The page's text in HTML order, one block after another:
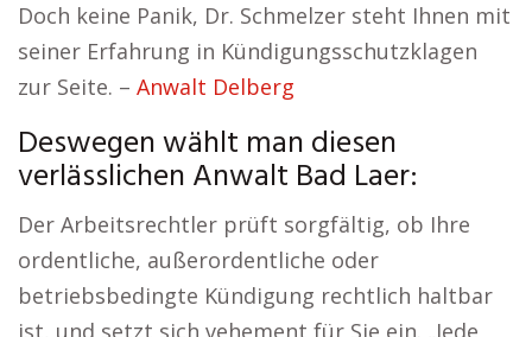
Doch keine Panik, Dr. Schmelzer steht Ihnen mit
seiner Erfahrung in Kündigungsschutzklagen
zur Seite. – Anwalt Delberg
Deswegen wählt man diesen
verlässlichen Anwalt Bad Laer:
Der Arbeitsrechtler prüft sorgfältig, ob Ihre
ordentliche, außerordentliche oder
betriebsbedingte Kündigung rechtlich haltbar
ist, und setzt sich vehement für Sie ein. „Jede